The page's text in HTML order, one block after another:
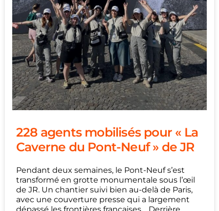
228 agents mobilisés pour « La
Caverne du Pont-Neuf » de JR
Pendant deux semaines, le Pont-Neuf s’est
transformé en grotte monumentale sous l’œil
de JR. Un chantier suivi bien au-delà de Paris,
avec une couverture presse qui a largement
dépassé les frontières françaises. Derrière